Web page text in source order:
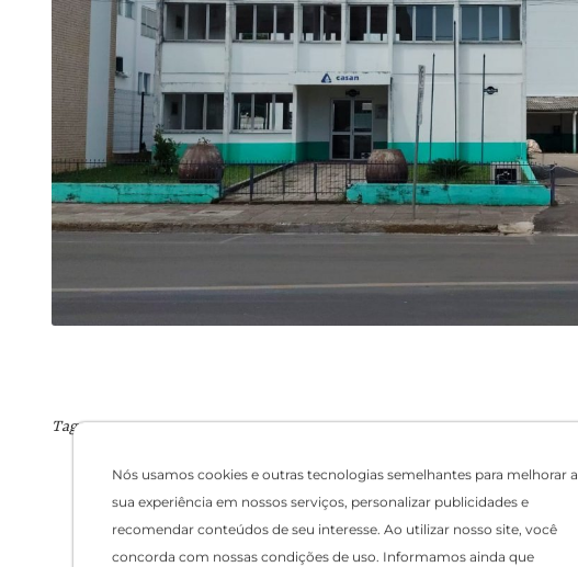
Nós usamos cookies e outras tecnologias semelhantes para melhorar a
sua experiência em nossos serviços, personalizar publicidades e
recomendar conteúdos de seu interesse. Ao utilizar nosso site, você
concorda com nossas condições de uso. Informamos ainda que
Tags: